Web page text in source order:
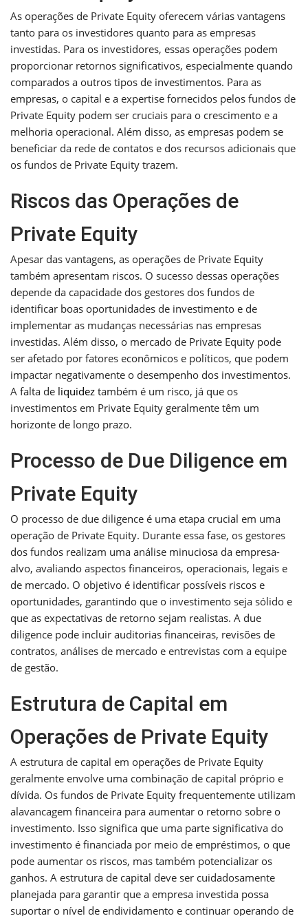
As operações de Private Equity oferecem várias vantagens
tanto para os investidores quanto para as empresas
investidas. Para os investidores, essas operações podem
proporcionar retornos significativos, especialmente quando
comparados a outros tipos de investimentos. Para as
empresas, o capital e a expertise fornecidos pelos fundos de
Private Equity podem ser cruciais para o crescimento e a
melhoria operacional. Além disso, as empresas podem se
beneficiar da rede de contatos e dos recursos adicionais que
os fundos de Private Equity trazem.
Riscos das Operações de
Private Equity
Apesar das vantagens, as operações de Private Equity
também apresentam riscos. O sucesso dessas operações
depende da capacidade dos gestores dos fundos de
identificar boas oportunidades de investimento e de
implementar as mudanças necessárias nas empresas
investidas. Além disso, o mercado de Private Equity pode
ser afetado por fatores econômicos e políticos, que podem
impactar negativamente o desempenho dos investimentos.
A falta de liquidez também é um risco, já que os
investimentos em Private Equity geralmente têm um
horizonte de longo prazo.
Processo de Due Diligence em
Private Equity
O processo de due diligence é uma etapa crucial em uma
operação de Private Equity. Durante essa fase, os gestores
dos fundos realizam uma análise minuciosa da empresa-
alvo, avaliando aspectos financeiros, operacionais, legais e
de mercado. O objetivo é identificar possíveis riscos e
oportunidades, garantindo que o investimento seja sólido e
que as expectativas de retorno sejam realistas. A due
diligence pode incluir auditorias financeiras, revisões de
contratos, análises de mercado e entrevistas com a equipe
de gestão.
Estrutura de Capital em
Operações de Private Equity
A estrutura de capital em operações de Private Equity
geralmente envolve uma combinação de capital próprio e
dívida. Os fundos de Private Equity frequentemente utilizam
alavancagem financeira para aumentar o retorno sobre o
investimento. Isso significa que uma parte significativa do
investimento é financiada por meio de empréstimos, o que
pode aumentar os riscos, mas também potencializar os
ganhos. A estrutura de capital deve ser cuidadosamente
planejada para garantir que a empresa investida possa
suportar o nível de endividamento e continuar operando de